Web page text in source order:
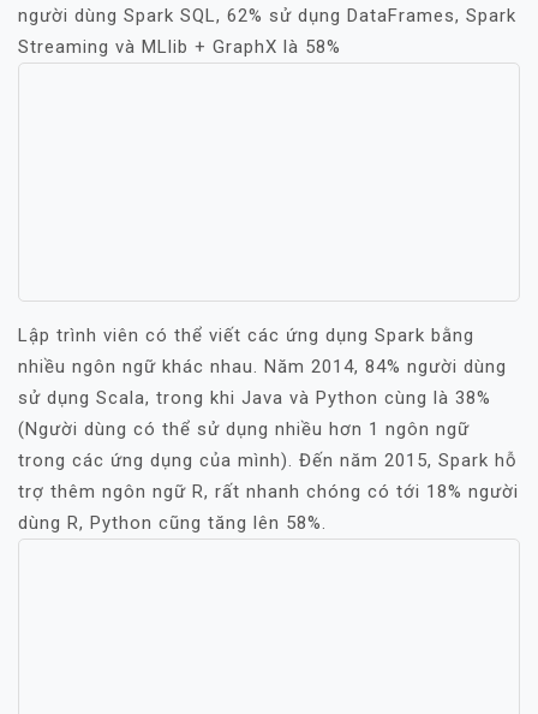
người dùng Spark SQL, 62% sử dụng DataFrames, Spark
Streaming và MLlib + GraphX là 58%
Lập trình viên có thể viết các ứng dụng Spark bằng
nhiều ngôn ngữ khác nhau. Năm 2014, 84% người dùng
sử dụng Scala, trong khi Java và Python cùng là 38%
(Người dùng có thể sử dụng nhiều hơn 1 ngôn ngữ
trong các ứng dụng của mình). Đến năm 2015, Spark hỗ
trợ thêm ngôn ngữ R, rất nhanh chóng có tới 18% người
dùng R, Python cũng tăng lên 58%.